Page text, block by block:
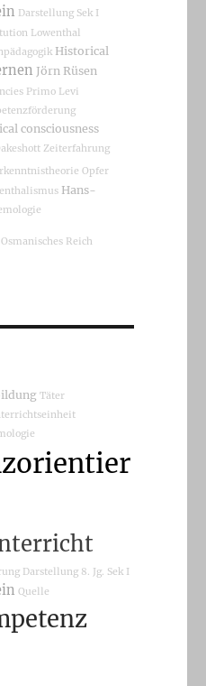
Darstellung Sek I
Lowenthal
Historical
Jörn Rüsen
Primo Levi
consciousness
Zeiterfahrung
Opfer
Hans-
Osmanisches Reich
Täter
Darstellung 8. Jg. Sek I
Quelle